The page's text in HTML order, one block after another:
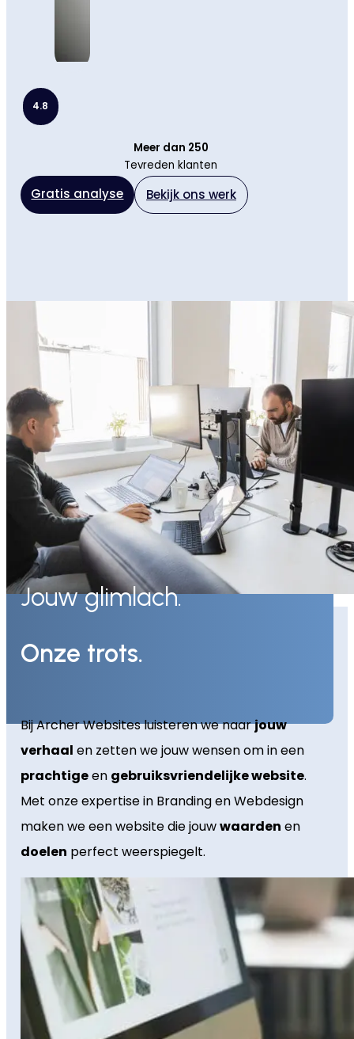
4.8
Meer dan 250
Tevreden klanten
Gratis analyse Bekijk ons werk
Jouw glimlach.
Onze trots.
Bij Archer Websites luisteren we naarjouw
verhaal en zetten we jouw wensen om in een
prachtigeen gebruiksvriendelijke website.
Met onze expertise in Branding en Webdesign
maken we een website die jouwwaarden en
doelen perfect weerspiegelt.